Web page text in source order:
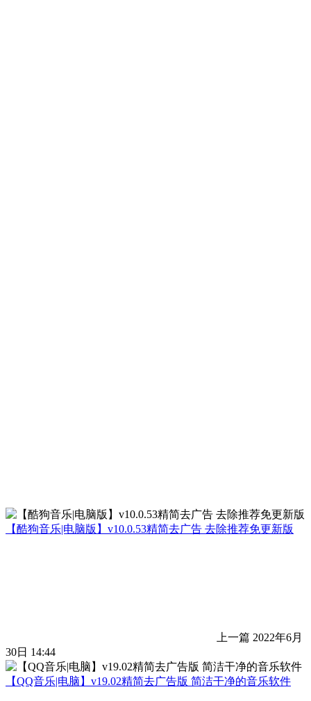
【酷狗音乐|电脑版】v10.0.53精简去广告 去除推荐免更新版
上一篇 2022年6月
30日 14:44
【QQ音乐|电脑】v19.02精简去广告版 简洁干净的音乐软件